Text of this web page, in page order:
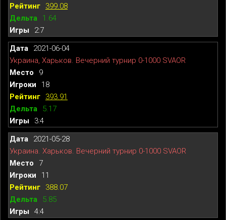
399.08
1.64
2:7
2021-06-04
Украина, Харьков. Вечерний турнир 0-1000 SVAOR
9
18
393.91
5.17
3:4
2021-05-28
Украина. Харьков. Вечерний турнир 0-1000 SVAOR
7
11
388.07
5.85
4:4